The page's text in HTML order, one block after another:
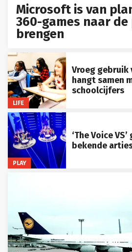
Microsoft is van
360-games naar de
brengen
LIFE
Vroeg gebruik
hangt samen
schoolcijfers
PLAY
‘The Voice
bekende